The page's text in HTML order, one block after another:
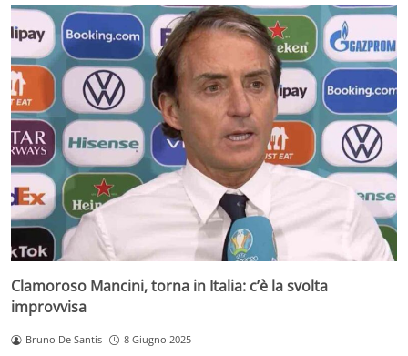
Clamoroso Mancini, torna in Italia: c’è la svolta
improvvisa
Bruno De Santis 8 Giugno 2025